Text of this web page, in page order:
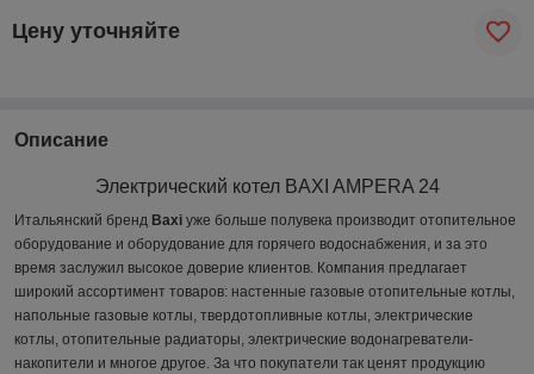
Цену уточняйте
Описание
Электрический котел BAXI AMPERA 24
Итальянский бренд Baxi уже больше полувека производит отопительное
оборудование и оборудование для горячего водоснабжения, и за это
время заслужил высокое доверие клиентов. Компания предлагает
широкий ассортимент товаров: настенные газовые отопительные котлы,
напольные газовые котлы, твердотопливные котлы, электрические
котлы, отопительные радиаторы, электрические водонагреватели-
накопители и многое другое. За что покупатели так ценят продукцию